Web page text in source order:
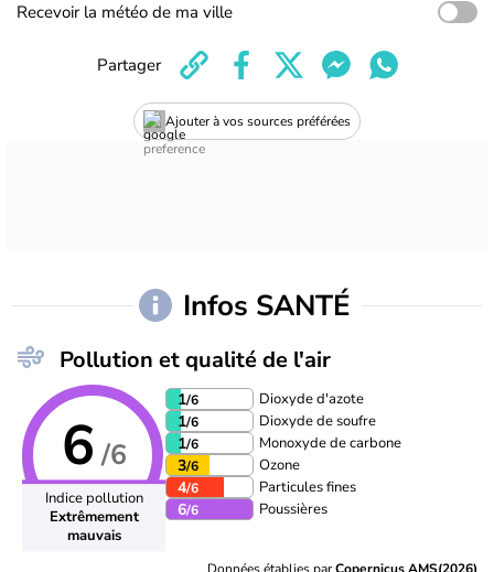
Recevoir la météo de ma ville
Ajouter à vos sources préférées
Partager
Infos SANTÉ
Pollution et qualité de l'air
6 /6
Indice pollution
Extrêmement
mauvais
1/6 Dioxyde d'azote
1/6 Dioxyde de soufre
1/6 Monoxyde de carbone
3/6 Ozone
4/6 Particules fines
6/6 Poussières